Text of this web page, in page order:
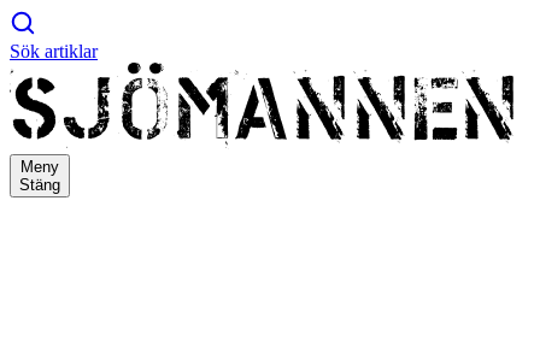
Sök artiklar
Meny
Stäng